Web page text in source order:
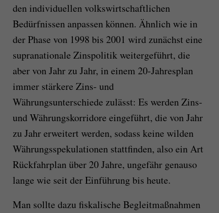
den individuellen volkswirtschaftlichen
Bedürfnissen anpassen können. Ähnlich wie in
der Phase von 1998 bis 2001 wird zunächst eine
supranationale Zinspolitik weitergeführt, die
aber von Jahr zu Jahr, in einem 20-Jahresplan
immer stärkere Zins- und
Währungsunterschiede zulässt: Es werden Zins-
und Währungskorridore eingeführt, die von Jahr
zu Jahr erweitert werden, sodass keine wilden
Währungsspekulationen stattfinden, also ein Art
Rückfahrplan über 20 Jahre, ungefähr genauso
lange wie seit der Einführung bis heute.
Man sollte dazu fiskalische Begleitmaßnahmen